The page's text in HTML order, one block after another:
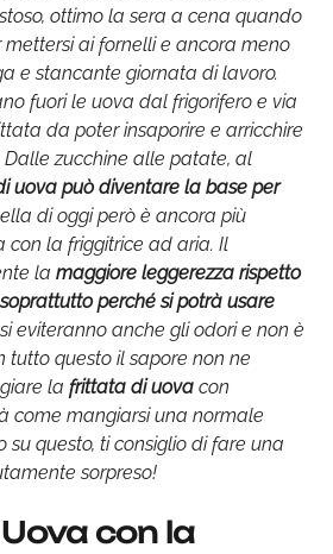
ottimo la sera a cena quando
ai fornelli e ancora meno
e stancante giornata di lavoro.
fuori le uova dal frigorifero e via
da poter insaporire e arricchire
Dalle zucchine alle patate, al
uova può diventare la base per
di oggi però è ancora più
con la friggitrice ad aria. Il
la maggiore leggerezza rispetto
perché si potrà usare
eviteranno anche gli odori e non è
tutto questo il sapore non ne
la frittata di uova con
come mangiarsi una normale
su questo, ti consiglio di fare una
sorpreso!
con la